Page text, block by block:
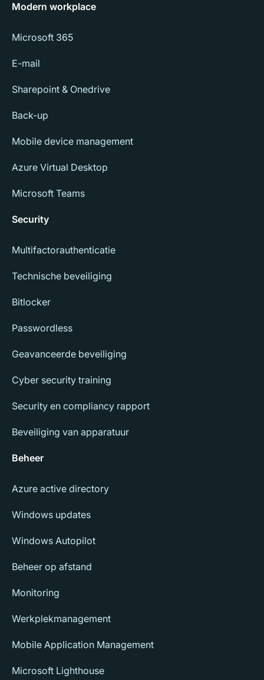
Modern workplace
Microsoft 365
E-mail
Sharepoint & Onedrive
Back-up
Mobile device management
Azure Virtual Desktop
Microsoft Teams
Security
Multifactorauthenticatie
Technische beveiliging
Bitlocker
Passwordless
Geavanceerde beveiliging
Cyber security training
Security en compliancy rapport
Beveiliging van apparatuur
Beheer
Azure active directory
Windows updates
Windows Autopilot
Beheer op afstand
Monitoring
Werkplekmanagement
Mobile Application Management
Microsoft Lighthouse